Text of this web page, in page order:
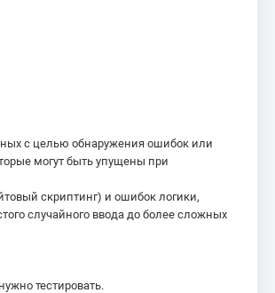
с целью обнаружения ошибок или
могут быть упущены при
скриптинг) и ошибок логики,
случайного ввода до более сложных
тестировать.